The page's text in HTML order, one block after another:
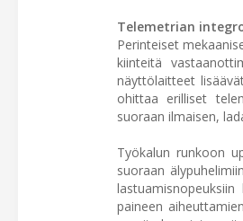
Telemetrian
Perinteiset
kiinteitä
näyttölaitteet
ohittaa erilliset
suoraan ilmaisen,
Työkalun runkoon
suoraan
paineen